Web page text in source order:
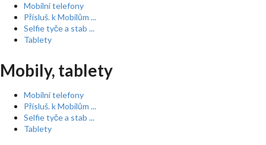
Mobilní telefony
Přísluš. k Mobilům ...
Selfie tyče a stab ...
Tablety
Mobily, tablety
Mobilní telefony
Přísluš. k Mobilům ...
Selfie tyče a stab ...
Tablety